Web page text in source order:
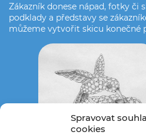
Spravovat
cookies
Zákazník donese nápad, fotky či
podklady a představy se
můžeme vytvořit skicu konečné